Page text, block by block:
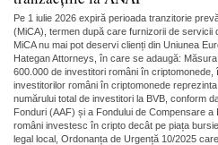
Pe 1 iulie 2026 expiră perioada tranzitorie
(MiCA), termen după care furnizorii de servicii
MiCA nu mai pot deservi clienți din Uniunea
Hategan Attorneys, în care se adaugă:
600.000 de investitori români în criptomonede,
investitorilor români în criptomonede
numărului total de investitori la BVB, conform
Fonduri (AAF) și a Fondului de Compensare
români investesc în cripto decât pe piața
legal local, Ordonanța de Urgență 10/2025